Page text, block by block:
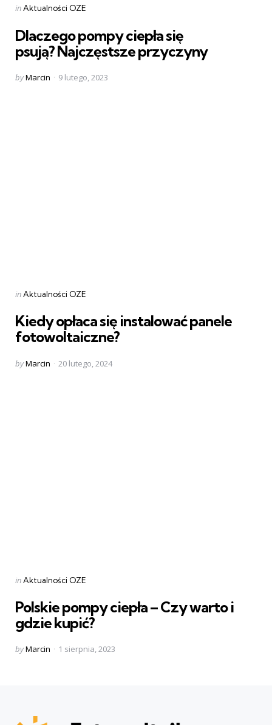
Categories
Posted
inAktualności OZE
Dlaczego pompy ciepła się
psują? Najczęstsze przyczyny
Posted
byMarcin 9 lutego, 2023
Categories
Posted
inAktualności OZE
Kiedy opłaca się instalować panele
fotowoltaiczne?
Posted
byMarcin 20 lutego, 2024
Categories
Posted
inAktualności OZE
Polskie pompy ciepła – Czy warto i
gdzie kupić?
Posted
byMarcin 1 sierpnia, 2023